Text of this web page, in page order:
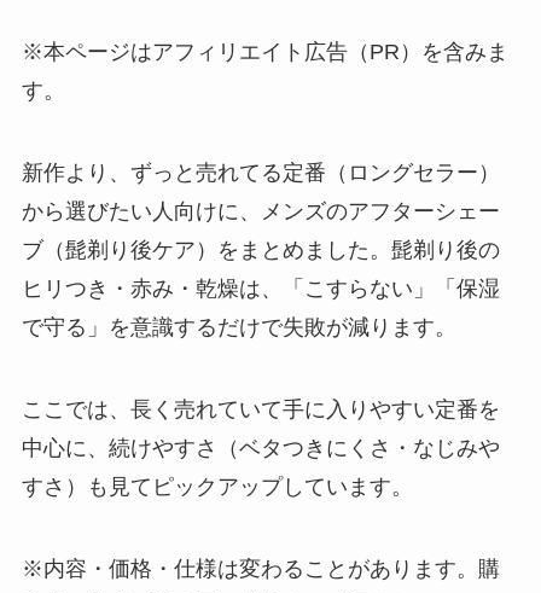
※本ページはアフィリエイト広告（PR）を含みま
す。
新作より、ずっと売れてる定番（ロングセラー）
から選びたい人向けに、メンズのアフターシェー
ブ（髭剃り後ケア）をまとめました。髭剃り後の
ヒリつき・赤み・乾燥は、「こすらない」「保湿
で守る」を意識するだけで失敗が減ります。
ここでは、長く売れていて手に入りやすい定番を
中心に、続けやすさ（ベタつきにくさ・なじみや
すさ）も見てピックアップしています。
※内容・価格・仕様は変わることがあります。購